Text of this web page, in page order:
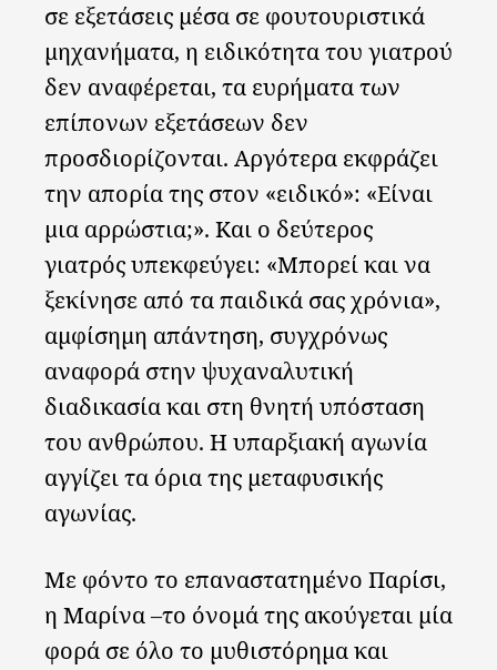
σε εξετάσεις μέσα σε φουτουριστικά
μηχανήματα, η ειδικότητα του γιατρού
δεν αναφέρεται, τα ευρήματα των
επίπονων εξετάσεων δεν
προσδιορίζονται. Αργότερα εκφράζει
την απορία της στον «ειδικό»: «Είναι
μια αρρώστια;». Και ο δεύτερος
γιατρός υπεκφεύγει: «Μπορεί και να
ξεκίνησε από τα παιδικά σας χρόνια»,
αμφίσημη απάντηση, συγχρόνως
αναφορά στην ψυχαναλυτική
διαδικασία και στη θνητή υπόσταση
του ανθρώπου. Η υπαρξιακή αγωνία
αγγίζει τα όρια της μεταφυσικής
αγωνίας.
Με φόντο το επαναστατημένο Παρίσι,
η Μαρίνα –το όνομά της ακούγεται μία
φορά σε όλο το μυθιστόρημα και